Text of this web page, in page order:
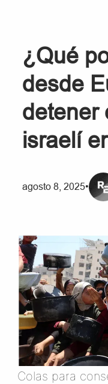
¿Qué
desde
detener
israelí
agosto 8, 2025•
Colas para